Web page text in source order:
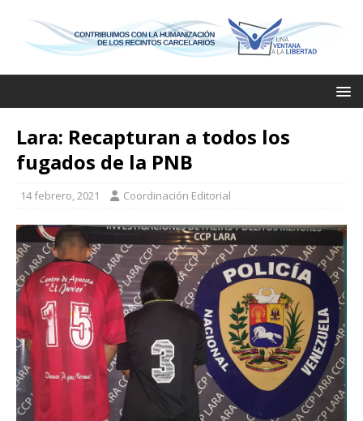
Lara: Recapturan a todos los
fugados de la PNB
14 febrero, 2021 Coordinación Editorial